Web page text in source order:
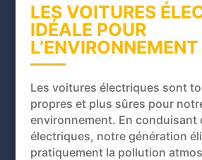
LES VOITURES
IDÉALE POUR
L’ENVIRONNEMENT
Les voitures électriques sont
propres et plus sûres pour
environnement. En conduisant
électriques, notre génération
pratiquement la pollution